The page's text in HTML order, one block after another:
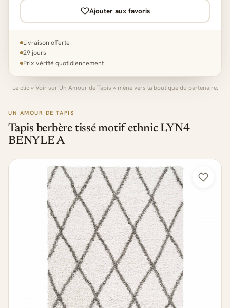
UN AMOUR DE TAPIS
Tapis berbère tissé motif ethnic LYN4
BENYLE A
Ajouter aux favoris
Livraison offerte
29 jours
Prix vérifié quotidiennement
Le clic « Voir sur Un Amour de Tapis » mène vers la boutique du partenaire.